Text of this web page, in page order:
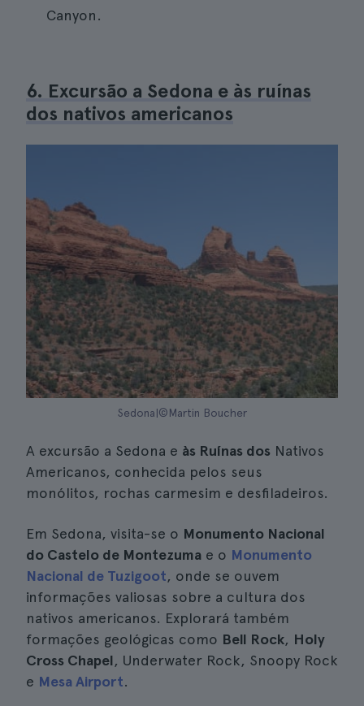
Canyon.
6. Excursão a Sedona e às ruínas
dos nativos americanos
Sedona|©Martin Boucher
A excursão a Sedona e às Ruínas dos Nativos
Americanos, conhecida pelos seus
monólitos, rochas carmesim e desfiladeiros.
Em Sedona, visita-se o Monumento Nacional
do Castelo de Montezuma e o Monumento
Nacional de Tuzigoot, onde se ouvem
informações valiosas sobre a cultura dos
nativos americanos. Explorará também
formações geológicas como Bell Rock, Holy
Cross Chapel, Underwater Rock, Snoopy Rock
e Mesa Airport.